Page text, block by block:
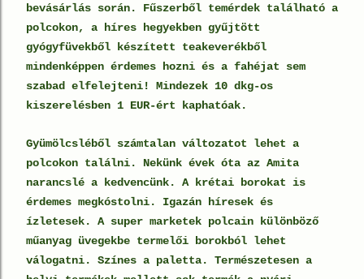
bevásárlás során. Fűszerből temérdek található a
polcokon, a híres hegyekben gyűjtött
gyógyfüvekből készített teakeverékből
mindenképpen érdemes hozni és a fahéjat sem
szabad elfelejteni! Mindezek 10 dkg-os
kiszerelésben 1 EUR-ért kaphatóak.
Gyümölcsléből számtalan változatot lehet a
polcokon találni. Nekünk évek óta az Amita
narancslé a kedvencünk. A krétai borokat is
érdemes megkóstolni. Igazán híresek és
ízletesek. A super marketek polcain különböző
műanyag üvegekbe termelői borokból lehet
válogatni. Színes a paletta. Természetesen a